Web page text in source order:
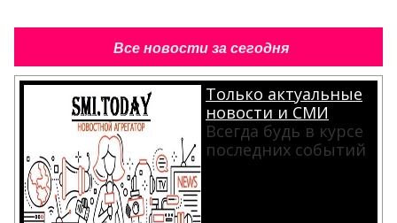
Все новости за сегодня
Только актуальные
новости и СМИ
Всегда будь в курсе
последних событий